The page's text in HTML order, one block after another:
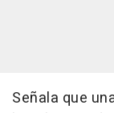
Señala que